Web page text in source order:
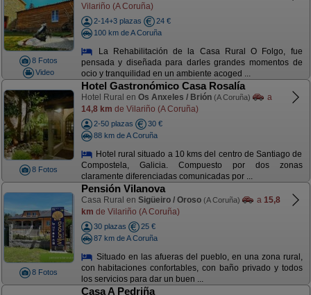
8 Fotos
Video
Vilariño (A Coruña)
2-14+3 plazas
24 €
100 km de A Coruña
La Rehabilitación de la Casa Rural O Folgo, fue
pensada y diseñada para darles grandes momentos de
ocio y tranquilidad en un ambiente acoged ...
8 Fotos
Hotel Gastronómico Casa Rosalía
Hotel Rural en Os Anxeles / Brión (A Coruña)
a
14,8 km de Vilariño (A Coruña)
2-50 plazas
30 €
88 km de A Coruña
Hotel rural situado a 10 kms del centro de Santiago de
Compostela, Galicia. Compuesto por dos zonas
claramente diferenciadas comunicadas por ...
8 Fotos
Pensión Vilanova
Casa Rural en Sigüeiro / Oroso (A Coruña) a 15,8
km de Vilariño (A Coruña)
30 plazas
25 €
87 km de A Coruña
Situado en las afueras del pueblo, en una zona rural,
con habitaciones confortables, con baño privado y todos
los servicios para dar un buen ...
Casa A Pedriña